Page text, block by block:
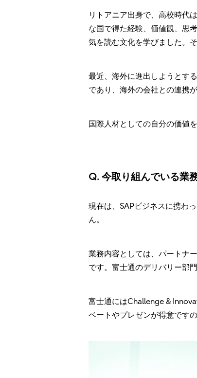
リトアニア出身で、高校時代
な国で得た経験、価値観、思
気を読む文化を学びました。
最近、海外に進出しようとす
であり、海外の会社との連携
国際人材としての自分の価値
Q. 今取り組んでいる業
現在は、SAPビジネスに携わ
ん。
業務内容としては、パートナ
です。富士通のデリバリー部
富士通にはChallenge &
ベートやプレゼンが得意です